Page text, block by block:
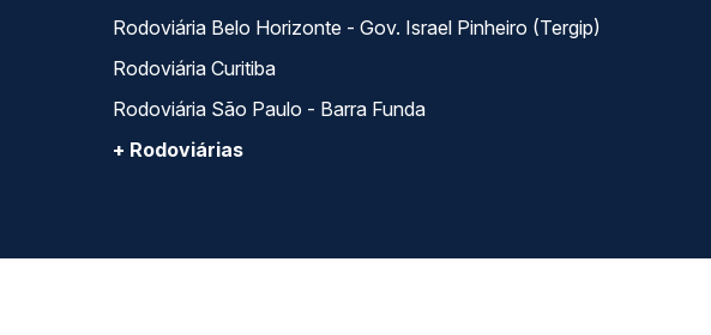
Rodoviária Belo Horizonte - Gov. Israel Pinheiro (Tergip)
Rodoviária Curitiba
Rodoviária São Paulo - Barra Funda
+ Rodoviárias